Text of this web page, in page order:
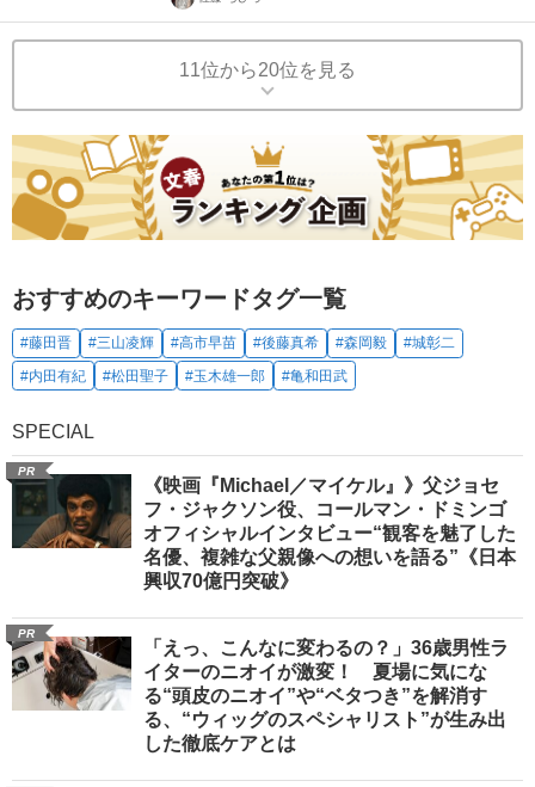
11位から20位を見る
おすすめのキーワードタグ一覧
#藤田晋 #三山凌輝 #高市早苗 #後藤真希 #森岡毅
#城彰二
#内田有紀
#松田聖子 #玉木雄一郎 #亀和田武
SPECIAL
PR
《映画『Michael／マイケル』》父ジョセ
フ・ジャクソン役、コールマン・ドミンゴ
オフィシャルインタビュー“観客を魅了した
名優、複雑な父親像への想いを語る”《日本
興収70億円突破》
PR
「えっ、こんなに変わるの？」36歳男性ラ
イターのニオイが激変！ 夏場に気にな
る“頭皮のニオイ”や“ベタつき”を解消す
る、“ウィッグのスペシャリスト”が生み出
した徹底ケアとは